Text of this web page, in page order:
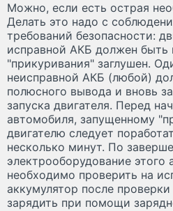
Можно, если есть острая
Делать это надо с
требований безопасности:
исправной АКБ должен быть
"прикуривания" заглушен.
неисправной АКБ (любой)
полюсного вывода и вновь
запуска двигателя. Перед
автомобиля, запущенному
двигателю следует
несколько минут. По
электрооборудование этого
необходимо проверить на
аккумулятор после
зарядить при помощи